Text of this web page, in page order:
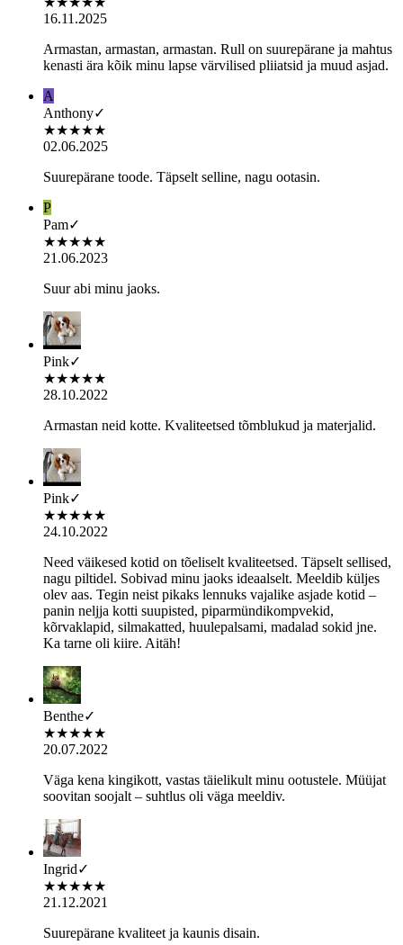
16.11.2025
Armastan, armastan, armastan. Rull on suurepärane ja mahtus
kenasti ära kõik minu lapse värvilised pliiatsid ja muud asjad.
A
Anthony✓
★★★★★
02.06.2025
Suurepärane toode. Täpselt selline, nagu ootasin.
P
Pam✓
★★★★★
21.06.2023
Suur abi minu jaoks.
Pink✓
★★★★★
28.10.2022
Armastan neid kotte. Kvaliteetsed tõmblukud ja materjalid.
Pink✓
★★★★★
24.10.2022
Need väikesed kotid on tõeliselt kvaliteetsed. Täpselt sellised,
nagu piltidel. Sobivad minu jaoks ideaalselt. Meeldib küljes
olev aas. Tegin neist pikaks lennuks vajalike asjade kotid –
panin neljja kotti suupisted, piparmündikompvekid,
kõrvaklapid, silmakatted, huulepalsami, madalad sokid jne.
Ka tarne oli kiire. Aitäh!
Benthe✓
★★★★★
20.07.2022
Väga kena kingikott, vastas täielikult minu ootustele. Müüjat
soovitan soojalt – suhtlus oli väga meeldiv.
Ingrid✓
★★★★★
21.12.2021
Suurepärane kvaliteet ja kaunis disain.